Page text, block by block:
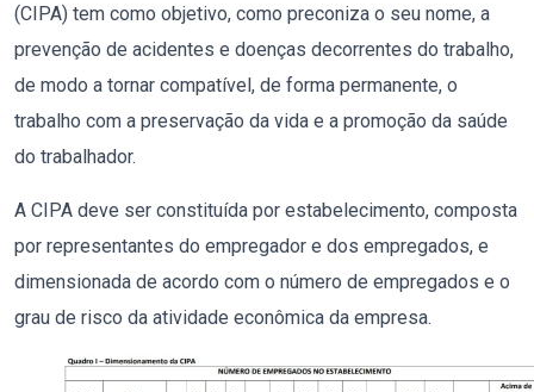
(CIPA) tem como objetivo, como preconiza o seu nome, a
prevenção de acidentes e doenças decorrentes do trabalho,
de modo a tornar compatível, de forma permanente, o
trabalho com a preservação da vida e a promoção da saúde
do trabalhador.
A CIPA deve ser constituída por estabelecimento, composta
por representantes do empregador e dos empregados, e
dimensionada de acordo com o número de empregados e o
grau de risco da atividade econômica da empresa.